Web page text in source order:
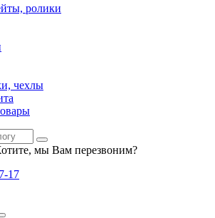
ролики
чехлы
мы Вам перезвоним?
17